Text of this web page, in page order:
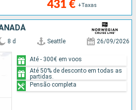
431 € +Taxas
8 d Seattle 26/09/2026
Até - 300€ em voos
Até 50% de desconto em todas as
partidas.
Pensão completa